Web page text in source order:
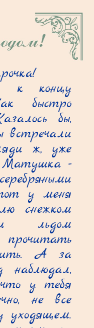
к концу
быстро
бы,
встречали
ж, уже
Матушка -
у меня
снежком
льдом
А за
наблюдал,
у тебя
не все
уходящем.